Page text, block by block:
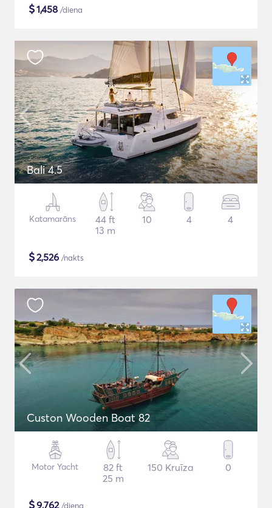
$1,458 /diena
Bali 4.5
Katamarāns
44 ft
13 m
10 4 4
$2,526 /nakts
Custon Wooden Boat 82
Motor Yacht
82 ft
25 m
150 Kruīza 0
$9,762/diena